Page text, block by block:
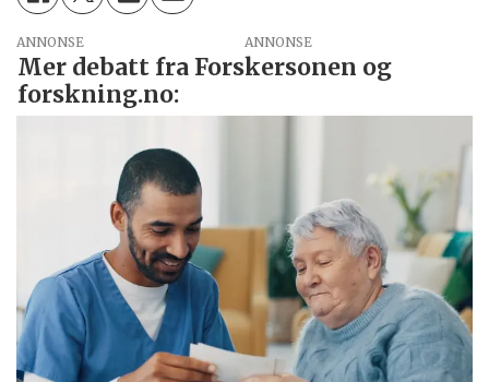
ANNONSE
Mer debatt fra Forskersonen og
forskning.no: